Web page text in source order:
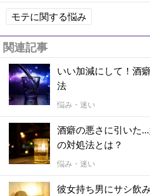
モテに関する悩み
関連記事
いい加減にして！酒
法
悩み・迷い
酒癖の悪さに引いた
の対処法とは？
悩み・迷い
彼女持ち男にサシ飲